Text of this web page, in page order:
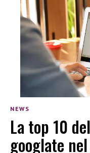
NEWS
La top 10
googlate